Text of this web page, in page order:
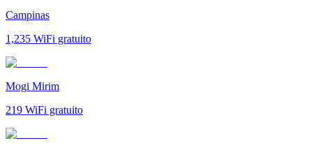
Campinas
1,235 WiFi gratuito
Mogi Mirim
219 WiFi gratuito